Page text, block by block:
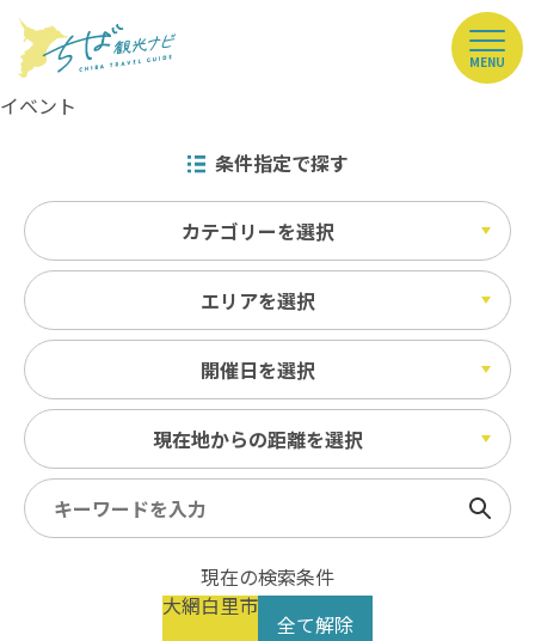
MENU
イベント
条件指定で探す
カテゴリーを選択
エリアを選択
開催日を選択
現在地からの距離を選択
検索
現在の検索条件
大網白里市
全て解除